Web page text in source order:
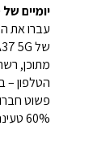
יומיים
מתוכן,
הטלפון –
60% טעינה בתוך 30 דקות בלבד.